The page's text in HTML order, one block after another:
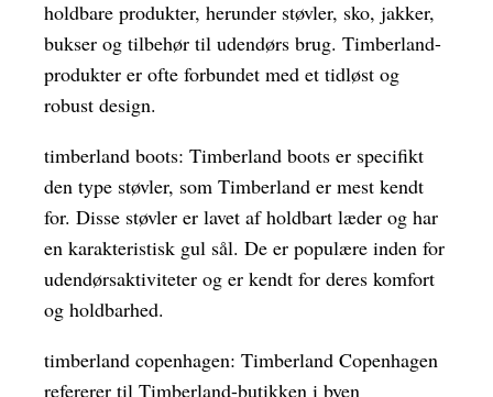
holdbare produkter, herunder støvler, sko, jakker,
bukser og tilbehør til udendørs brug. Timberland-
produkter er ofte forbundet med et tidløst og
robust design.
timberland boots: Timberland boots er specifikt
den type støvler, som Timberland er mest kendt
for. Disse støvler er lavet af holdbart læder og har
en karakteristisk gul sål. De er populære inden for
udendørsaktiviteter og er kendt for deres komfort
og holdbarhed.
timberland copenhagen: Timberland Copenhagen
refererer til Timberland-butikken i byen